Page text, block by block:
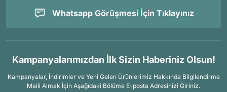
Whatsapp Görüşmesi İçin Tıklayınız
Kampanyalarımızdan İlk Sizin Haberiniz Olsun!
Kampanyalar, İndirimler ve Yeni Gelen Ürünlerimiz Hakkında Bilgilendirme
Maili Almak İçin Aşağıdaki Bölüme E-posta Adresinizi Giriniz.